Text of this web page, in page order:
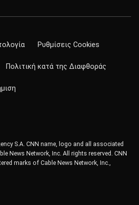
Ρυθμίσεις Cookies
Πολιτική κατά της Διαφθοράς
S.A. CNN name, logo and all associated
News Network, Inc. All rights reserved. CNN
marks of Cable News Network, Inc.,